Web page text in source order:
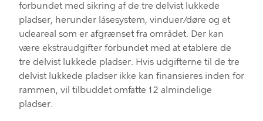
forbundet med sikring af de tre delvist lukkede
pladser, herunder låsesystem, vinduer/døre og et
udeareal som er afgrænset fra området. Der kan
være ekstraudgifter forbundet med at etablere de
tre delvist lukkede pladser. Hvis udgifterne til de tre
delvist lukkede pladser ikke kan finansieres inden for
rammen, vil tilbuddet omfatte 12 almindelige
pladser.